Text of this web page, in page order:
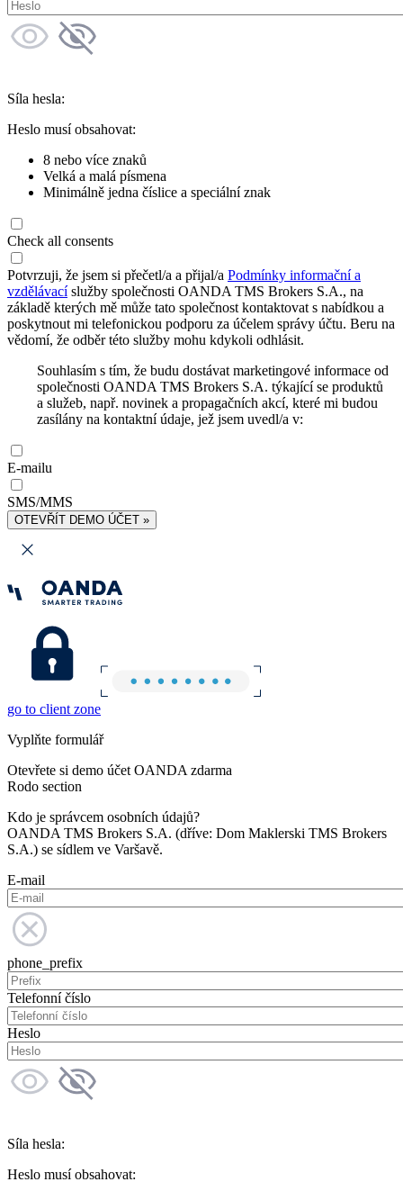
Síla hesla:
Heslo musí obsahovat:
8 nebo více znaků
Velká a malá písmena
Minimálně jedna číslice a speciální znak
Check all consents
Potvrzuji, že jsem si přečetl/a a přijal/a Podmínky informační a
vzdělávacíslužby společnosti OANDA TMS Brokers S.A., na
základě kterých mě může tato společnost kontaktovat s nabídkou a
poskytnout mi telefonickou podporu za účelem správy účtu. Beru na
vědomí, že odběr této služby mohu kdykoli odhlásit.
Souhlasím s tím, že budu dostávat marketingové informace od
společnosti OANDA TMS Brokers S.A. týkající se produktů
a služeb, např. novinek a propagačních akcí, které mi budou
zasílány na kontaktní údaje, jež jsem uvedl/a v:
E-mailu
SMS/MMS
OTEVŘÍT DEMO ÚČET »
go to client zone
Vyplňte formulář
Otevřete si demo účet OANDA zdarma
Rodo section
Kdo je správcem osobních údajů?
OANDA TMS Brokers S.A. (dříve: Dom Maklerski TMS Brokers
S.A.) se sídlem ve Varšavě.
E-mail
phone_prefix
Telefonní číslo
Heslo
Síla hesla:
Heslo musí obsahovat: